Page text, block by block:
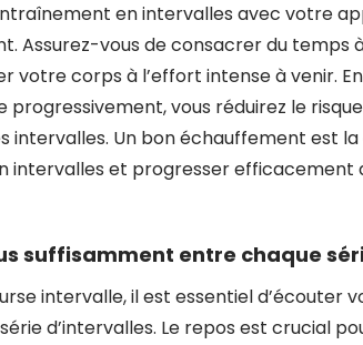
en intervalles avec votre
Assurez-vous de consacrer du temps
votre corps à l’effort intense à venir.
vous réduirez le
Un bon échauffement est
intervalles et progresser efficacement
suffisamment entre chaque
intervalle, il est essentiel d’écouter
d’intervalles. Le repos est crucial